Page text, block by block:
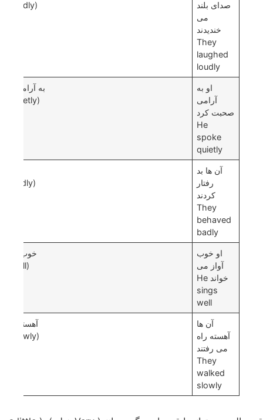
صدای بلند
می
خندیدند
They
laughed
loudly
(loudly)
او به
آرامی
صحبت کرد
He
spoke
quietly
به آرامی
(quietly)
آن ها بد
رفتار
کردند
They
behaved
badly
(badly)
او خوب
آواز می
خواند He
sings
well
خوب
(well)
آن ها
آهسته راه
می رفتند
They
walked
slowly
آهسته
(slowly)